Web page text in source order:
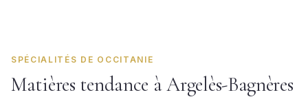
SPÉCIALITÉS DE OCCITANIE
Matières tendance à Argelès-Bagnères